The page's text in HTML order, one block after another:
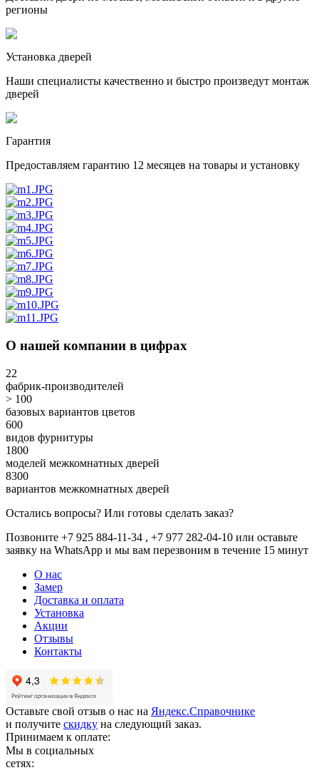
регионы
Установка дверей
Наши специалисты качественно и быстро произведут монтаж
дверей
Гарантия
Предоставляем гарантию 12 месяцев на товары и установку
О нашей компании в цифрах
22
фабрик-производителей
> 100
базовых вариантов цветов
600
видов фурнитуры
1800
моделей межкомнатных дверей
8300
вариантов межкомнатных дверей
Остались вопросы? Или готовы сделать заказ?
Позвоните +7 925 884-11-34 , +7 977 282-04-10 или оставьте
заявку на WhatsApp и мы вам перезвоним в течение 15 минут
О нас
Замер
Доставка и оплата
Установка
Акции
Отзывы
Контакты
Оставьте свой отзыв о нас на Яндекс.Справочнике
и получите скидку на следующий заказ.
Принимаем к оплате:
Мы в социальных
сетях: